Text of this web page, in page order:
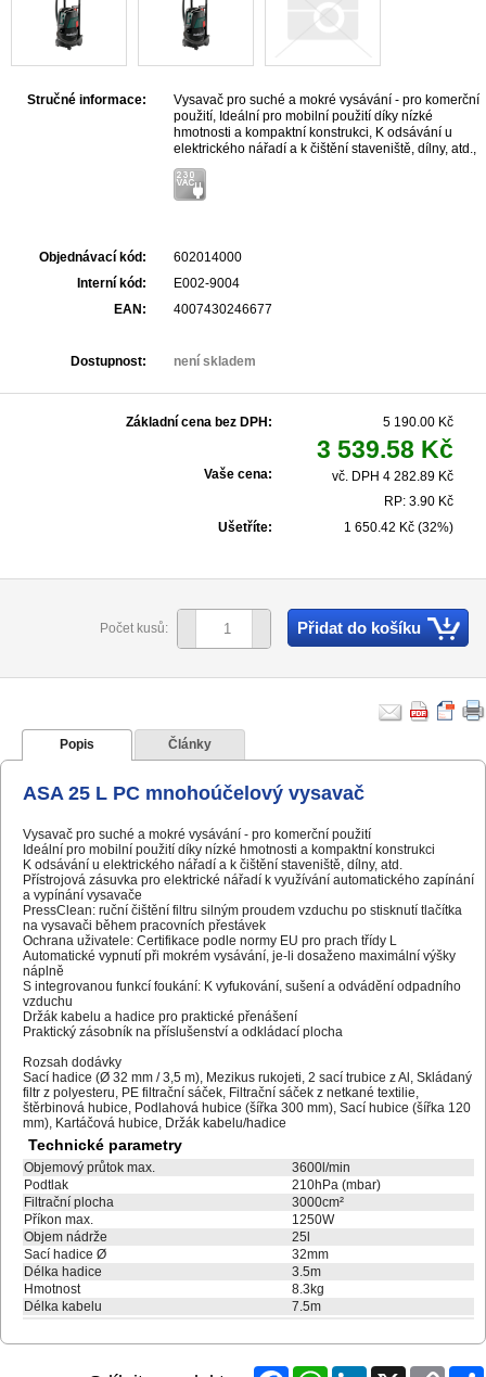
Stručné informace:
Vysavač pro suché a mokré vysávání - pro komerční
použití, Ideální pro mobilní použití díky nízké
hmotnosti a kompaktní konstrukci, K odsávání u
elektrického nářadí a k čištění staveniště, dílny, atd.,
Přístrojová zásuvka pro elektrické nářadí k využívání
automatického zapínání a vypínání vysavače,
PressClean: ruční čištění filtru silným proudem
Automatické vypnutí při mokrém vysávání, je-li
dosaženo maximální výšky náplně, S integrovanou
odpadního vzduchu, Držák kabelu a hadice pro
Objednávací kód:
602014000
Interní kód:
E002-9004
EAN:
4007430246677
Dostupnost: není skladem
Základní cena bez DPH: 5 190.00 Kč
Vaše cena:
3 539.58 Kč
vč. DPH 4 282.89 Kč
RP: 3.90 Kč
Ušetříte:
1 650.42 Kč (32%)
Počet kusů: Přidat do košíku
Popis Články
ASA 25 L PC mnohoúčelový vysavač
Vysavač pro suché a mokré vysávání - pro komerční použití
Ideální pro mobilní použití díky nízké hmotnosti a kompaktní konstrukci
K odsávání u elektrického nářadí a k čištění staveniště, dílny, atd.
Přístrojová zásuvka pro elektrické nářadí k využívání automatického zapínání
a vypínání vysavače
PressClean: ruční čištění filtru silným proudem vzduchu po stisknutí tlačítka
na vysavači během pracovních přestávek
Ochrana uživatele: Certifikace podle normy EU pro prach třídy L
Automatické vypnutí při mokrém vysávání, je-li dosaženo maximální výšky
náplně
S integrovanou funkcí foukání: K vyfukování, sušení a odvádění odpadního
vzduchu
Držák kabelu a hadice pro praktické přenášení
Praktický zásobník na příslušenství a odkládací plocha
Rozsah dodávky
Sací hadice (Ø 32 mm / 3,5 m), Mezikus rukojeti, 2 sací trubice z Al, Skládaný
filtr z polyesteru, PE filtrační sáček, Filtrační sáček z netkané textilie,
štěrbinová hubice, Podlahová hubice (šířka 300 mm), Sací hubice (šířka 120
mm), Kartáčová hubice, Držák kabelu/hadice
Technické parametry
Objemový průtok max.
3600l/min
Podtlak
210hPa (mbar)
Filtrační plocha
3000cm²
Příkon max.
1250W
Objem nádrže
25l
Sací hadice Ø
32mm
Délka hadice
3.5m
Hmotnost
8.3kg
Délka kabelu
7.5m